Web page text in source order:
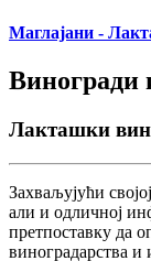
Маглајани -
Виногради
Лакташки
Захваљујући
али и одличној
претпоставку да
виноградарства и